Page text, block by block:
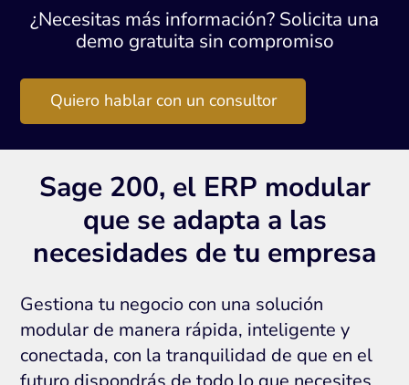
¿Necesitas más información? Solicita una
demo gratuita sin compromiso
Quiero hablar con un consultor
Sage 200, el ERP modular
que se adapta a las
necesidades de tu empresa
Gestiona tu negocio con una solución
modular de manera rápida, inteligente y
conectada, con la tranquilidad de que en el